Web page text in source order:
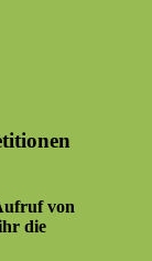
von
die